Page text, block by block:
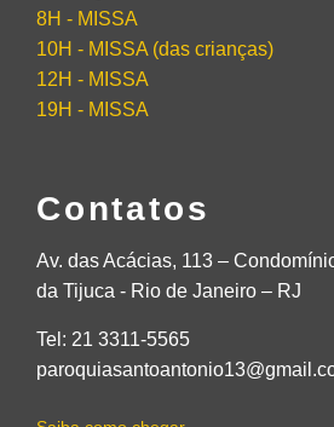
8H - MISSA
10H - MISSA (das crianças)
12H - MISSA
19H - MISSA
Contatos
Av. das Acácias, 113 –
da Tijuca - Rio de Janeiro – RJ
Tel: 21 3311-5565